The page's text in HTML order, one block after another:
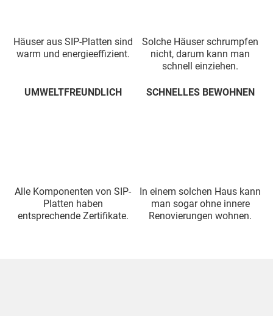
Häuser aus SIP-Platten sind
warm und energieeffizient.
Solche Häuser schrumpfen
nicht, darum kann man
schnell einziehen.
UMWELTFREUNDLICH
Alle Komponenten von SIP-
Platten haben
entsprechende Zertifikate.
SCHNELLES BEWOHNEN
In einem solchen Haus kann
man sogar ohne innere
Renovierungen wohnen.